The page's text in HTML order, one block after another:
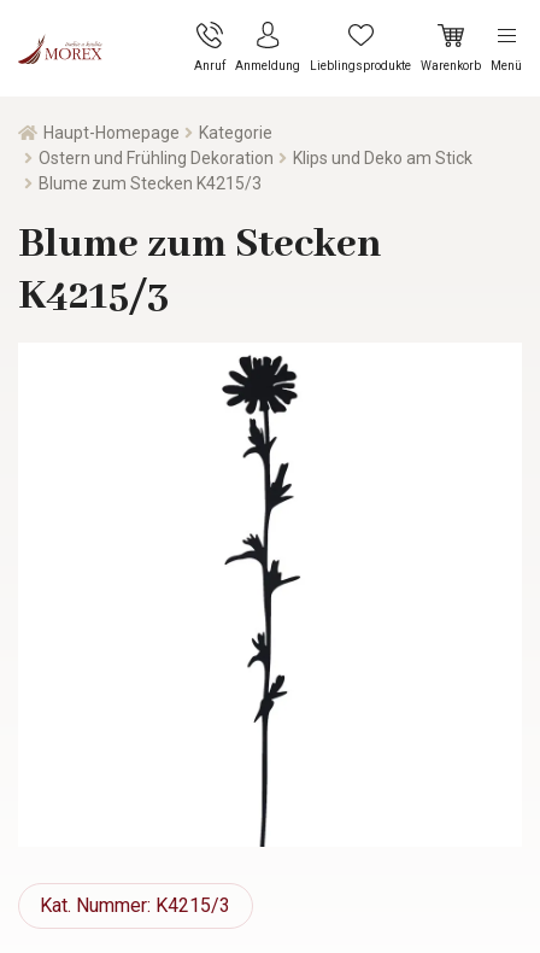
Anruf Anmeldung Lieblingsprodukte Warenkorb Menü
Haupt-Homepage
Kategorie
Ostern und Frühling Dekoration
Klips und Deko am Stick
Blume zum Stecken K4215/3
Blume zum Stecken
K4215/3
Kat. Nummer: K4215/3